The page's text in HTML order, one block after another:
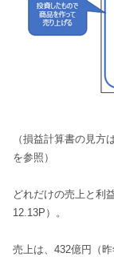
（損益計算書の見方
を参照）
どれだけの売上と利
12.13P）。
売上は、432億円（